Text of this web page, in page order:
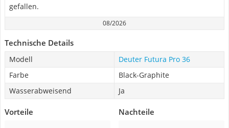
gefallen.
08/2026
Technische Details
Modell
Deuter Futura Pro 36
Farbe
Black-Graphite
Wasserabweisend
Ja
Vorteile Nachteile